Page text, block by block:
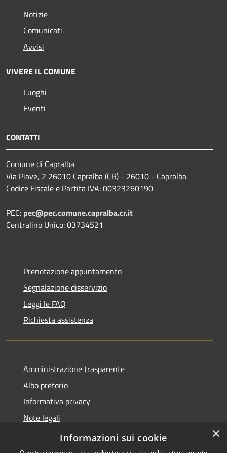
Notizie
Comunicati
Avvisi
VIVERE IL COMUNE
Luoghi
Eventi
CONTATTI
Comune di Capralba
Via Piave, 2 26010 Capralba (CR) - 26010 - Capralba
Codice Fiscale e Partita IVA: 00323260190
PEC: pec@pec.comune.capralba.cr.it
Centralino Unico: 03734521
Prenotazione appuntamento
Segnalazione disservizio
Leggi le FAQ
Richiesta assistenza
Amministrazione trasparente
Albo pretorio
Informativa privacy
Note legali
Dichiarazione di accessibilità
×
Informazioni sui cookie